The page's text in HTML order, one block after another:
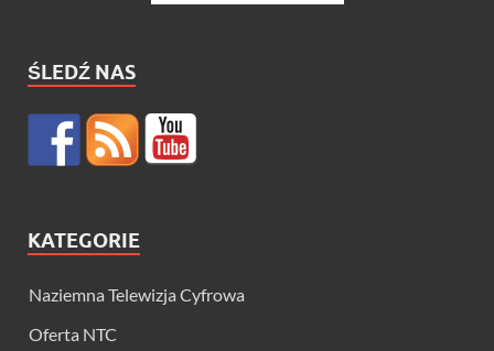
ŚLEDŹ NAS
KATEGORIE
Naziemna Telewizja Cyfrowa
Oferta NTC